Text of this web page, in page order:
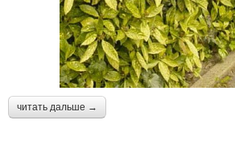
читать дальше →